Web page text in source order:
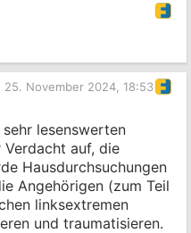
25. November 2024, 18:53
lesenswerten
auf, die
Hausdurchsuchungen
Angehörigen (zum Teil
linksextremen
und traumatisieren.